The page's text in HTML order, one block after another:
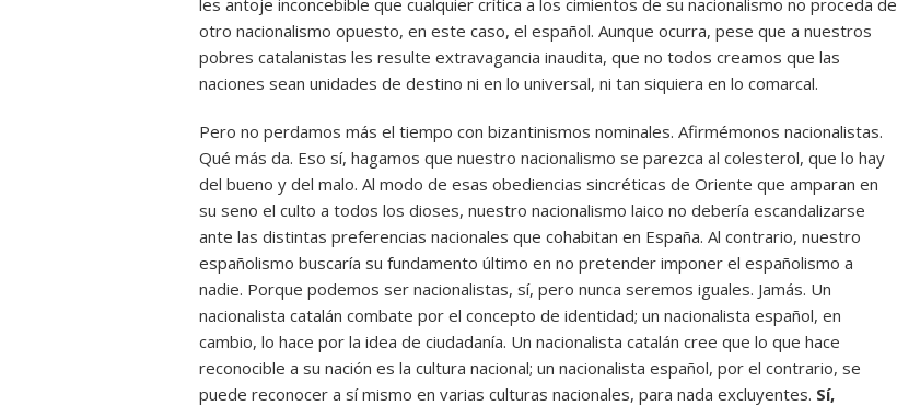
les antoje inconcebible que cualquier crítica a los cimientos de su nacionalismo no proceda de
otro nacionalismo opuesto, en este caso, el español. Aunque ocurra, pese que a nuestros
pobres catalanistas les resulte extravagancia inaudita, que no todos creamos que las
naciones sean unidades de destino ni en lo universal, ni tan siquiera en lo comarcal.
Pero no perdamos más el tiempo con bizantinismos nominales. Afirmémonos nacionalistas.
Qué más da. Eso sí, hagamos que nuestro nacionalismo se parezca al colesterol, que lo hay
del bueno y del malo. Al modo de esas obediencias sincréticas de Oriente que amparan en
su seno el culto a todos los dioses, nuestro nacionalismo laico no debería escandalizarse
ante las distintas preferencias nacionales que cohabitan en España. Al contrario, nuestro
españolismo buscaría su fundamento último en no pretender imponer el españolismo a
nadie. Porque podemos ser nacionalistas, sí, pero nunca seremos iguales. Jamás. Un
nacionalista catalán combate por el concepto de identidad; un nacionalista español, en
cambio, lo hace por la idea de ciudadanía. Un nacionalista catalán cree que lo que hace
reconocible a su nación es la cultura nacional; un nacionalista español, por el contrario, se
puede reconocer a sí mismo en varias culturas nacionales, para nada excluyentes. Sí,